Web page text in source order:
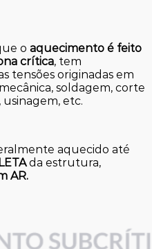
o aquecimento é feito
crítica, tem
tensões originadas em
soldagem, corte
etc.
aquecido até
da estrutura,
AR.